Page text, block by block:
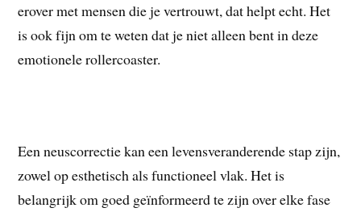
erover met mensen die je vertrouwt, dat helpt echt. Het
is ook fijn om te weten dat je niet alleen bent in deze
emotionele rollercoaster.
Een neuscorrectie kan een levensveranderende stap zijn,
zowel op esthetisch als functioneel vlak. Het is
belangrijk om goed geïnformeerd te zijn over elke fase